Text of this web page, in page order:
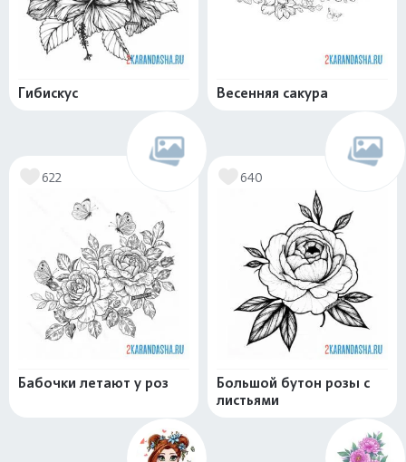
Гибискус Весенняя сакура
622
Бабочки летают у роз
640
Большой бутон розы с
листьями